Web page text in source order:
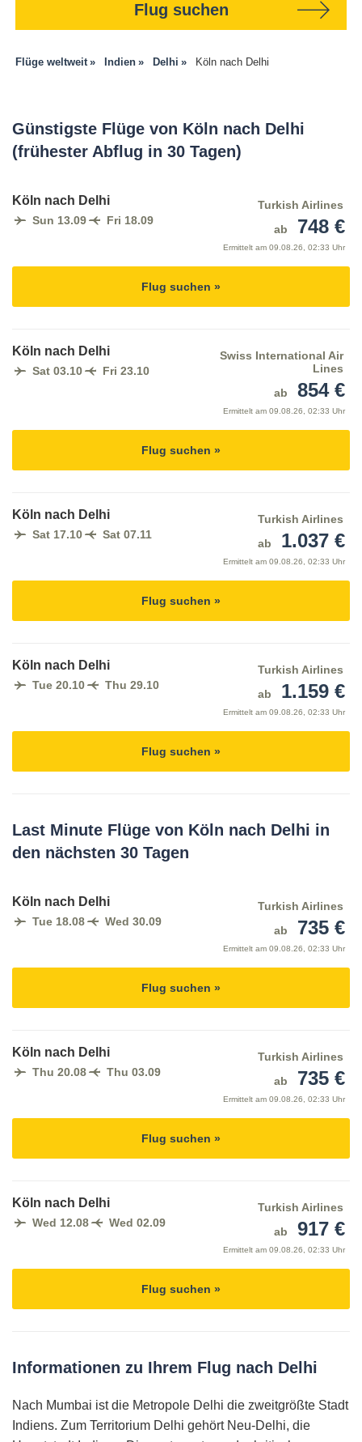
Flug suchen
Flüge weltweit Indien Delhi Köln nach Delhi
Günstigste Flüge von Köln nach Delhi
(frühester Abflug in 30 Tagen)
Köln nach Delhi
Sun 13.09 Fri 18.09
Turkish Airlines
ab
748 €
Ermittelt am 09.08.26, 02:33 Uhr
Flug suchen »
Köln nach Delhi
Sat 03.10 Fri 23.10
Swiss International Air
Lines
ab
854 €
Ermittelt am 09.08.26, 02:33 Uhr
Flug suchen »
Köln nach Delhi
Sat 17.10 Sat 07.11
Turkish Airlines
ab
1.037 €
Ermittelt am 09.08.26, 02:33 Uhr
Flug suchen »
Köln nach Delhi
Tue 20.10 Thu 29.10
Turkish Airlines
ab
1.159 €
Ermittelt am 09.08.26, 02:33 Uhr
Flug suchen »
Last Minute Flüge von Köln nach Delhi in
den nächsten 30 Tagen
Köln nach Delhi
Tue 18.08 Wed 30.09
Turkish Airlines
ab
735 €
Ermittelt am 09.08.26, 02:33 Uhr
Flug suchen »
Köln nach Delhi
Thu 20.08 Thu 03.09
Turkish Airlines
ab
735 €
Ermittelt am 09.08.26, 02:33 Uhr
Flug suchen »
Köln nach Delhi
Wed 12.08 Wed 02.09
Turkish Airlines
ab
917 €
Ermittelt am 09.08.26, 02:33 Uhr
Flug suchen »
Informationen zu Ihrem Flug nach Delhi
Nach Mumbai ist die Metropole Delhi die zweitgrößte Stadt
Indiens. Zum Territorium Delhi gehört Neu-Delhi, die